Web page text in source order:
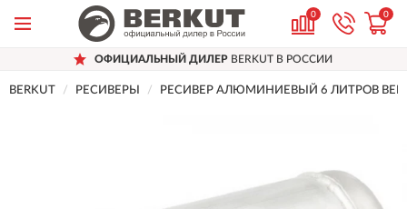
0 0
ОФИЦИАЛЬНЫЙ ДИЛЕРBERKUT В РОССИИ
BERKUT РЕСИВЕРЫ РЕСИВЕР АЛЮМИНИЕВЫЙ 6 ЛИТРОВ